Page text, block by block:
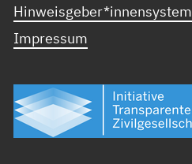
Hinweisgeber*innensystem
Impressum